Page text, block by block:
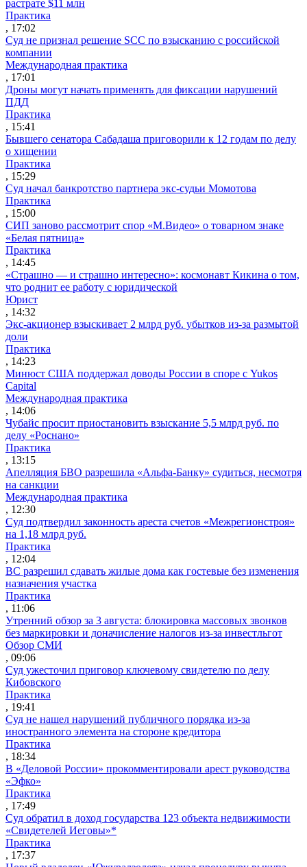
растрате $11 млн
Практика
, 17:02
Суд не признал решение SCC по взысканию с российской
компании
Международная практика
, 17:01
Дроны могут начать применять для фиксации нарушений
ПДД
Практика
, 15:41
Бывшего сенатора Сабадаша приговорили к 12 годам по делу
о хищении
Практика
, 15:29
Суд начал банкротство партнера экс-судьи Момотова
Практика
, 15:00
СИП заново рассмотрит спор «М.Видео» о товарном знаке
«Белая пятница»
Практика
, 14:45
«Страшно — и страшно интересно»: космонавт Кикина о том,
что роднит ее работу с юридической
Юрист
, 14:32
Экс-акционер взыскивает 2 млрд руб. убытков из-за размытой
доли
Практика
, 14:23
Минюст США поддержал доводы России в споре с Yukos
Capital
Международная практика
, 14:06
Чубайс просит приостановить взыскание 5,5 млрд руб. по
делу «Роснано»
Практика
, 13:15
Апелляция БВО разрешила «Альфа-Банку» судиться, несмотря
на санкции
Международная практика
, 12:30
Суд подтвердил законность ареста счетов «Межрегионстроя»
на 1,18 млрд руб.
Практика
, 12:04
ВС разрешил сдавать жилые дома как гостевые без изменения
назначения участка
Практика
, 11:06
Утренний обзор за 3 августа: блокировка массовых звонков
без маркировки и доначисление налогов из-за инвестльгот
Обзор СМИ
, 09:06
Суд ужесточил приговор ключевому свидетелю по делу
Кибовского
Практика
, 19:41
Суд не нашел нарушений публичного порядка из-за
иностранного элемента на стороне кредитора
Практика
, 18:34
В «Деловой России» прокомментировали арест руководства
«Эфко»
Практика
, 17:49
Суд обратил в доход государства 123 объекта недвижимости
«Свидетелей Иеговы»*
Практика
, 17:37